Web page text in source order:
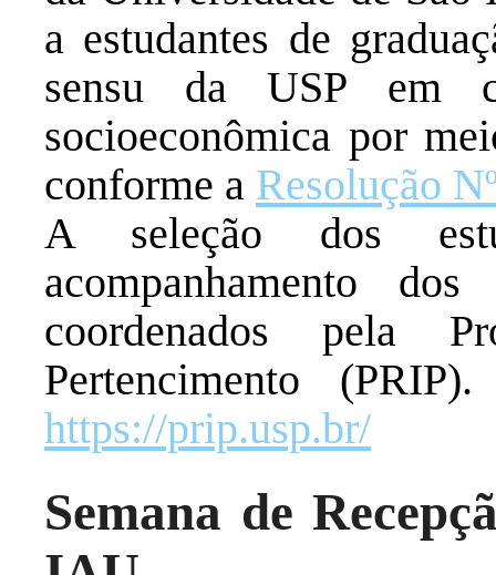
a estudantes de
sensu da USP em
socioeconômica por
conforme a Resolução
A seleção dos
acompanhamento
coordenados pela
Pertencimento
https://prip.usp.br/
Semana de